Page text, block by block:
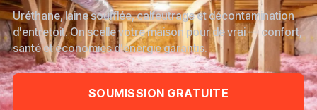
Uréthane, laine soufflée, calfeutrage et décontamination
d'entretoit. On scelle votre maison pour de vrai — confort,
santé et économies d'énergie garantis.
SOUMISSION GRATUITE